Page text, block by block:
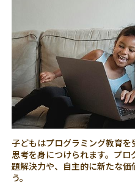
子どもはプログラミング教育
思考を身につけられます。プ
題解決力や、自主的に新たな
う。